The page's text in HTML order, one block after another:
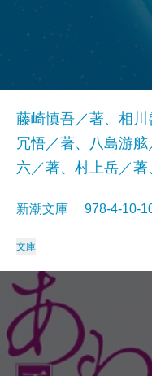
藤崎慎吾／著、相
冗悟／著、八島游
六／著、村上岳／
新潮文庫 978-4-10-
文庫